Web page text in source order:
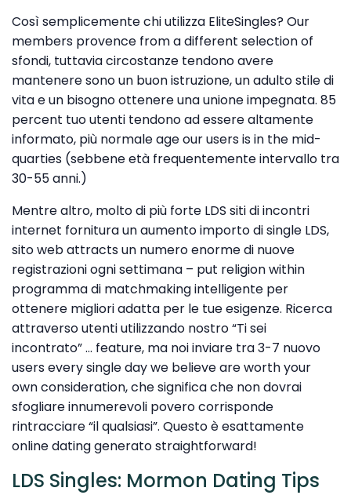
Così semplicemente chi utilizza EliteSingles? Our
members provence from a different selection of
sfondi, tuttavia circostanze tendono avere
mantenere sono un buon istruzione, un adulto stile di
vita e un bisogno ottenere una unione impegnata. 85
percent tuo utenti tendono ad essere altamente
informato, più normale age our users is in the mid-
quarties (sebbene età frequentemente intervallo tra
30-55 anni.)
Mentre altro, molto di più forte LDS siti di incontri
internet fornitura un aumento importo di single LDS,
sito web attracts un numero enorme di nuove
registrazioni ogni settimana – put religion within
programma di matchmaking intelligente per
ottenere migliori adatta per le tue esigenze. Ricerca
attraverso utenti utilizzando nostro “Ti sei
incontrato” … feature, ma noi inviare tra 3-7 nuovo
users every single day we believe are worth your
own consideration, che significa che non dovrai
sfogliare innumerevoli povero corrisponde
rintracciare “il qualsiasi”. Questo è esattamente
online dating generato straightforward!
LDS Singles: Mormon Dating Tips